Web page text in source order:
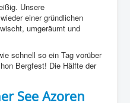
Unsere
einer gründlichen
umgeräumt und
schnell so ein Tag vorüber
Bergfest! Die Hälfte der
See Azoren